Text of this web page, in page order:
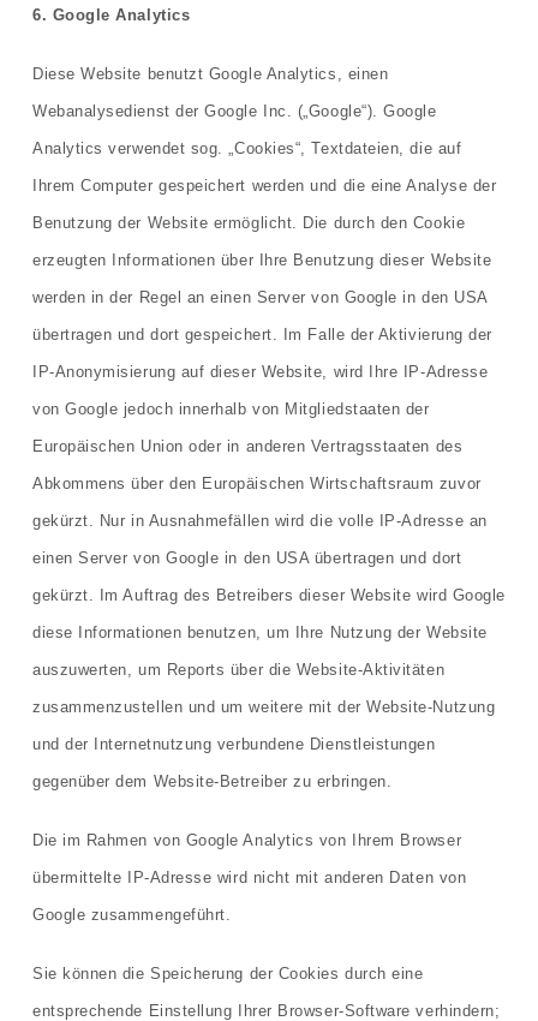
6. Google Analytics
Diese Website benutzt Google Analytics, einen
Webanalysedienst der Google Inc. („Google“). Google
Analytics verwendet sog. „Cookies“, Textdateien, die auf
Ihrem Computer gespeichert werden und die eine Analyse der
Benutzung der Website ermöglicht. Die durch den Cookie
erzeugten Informationen über Ihre Benutzung dieser Website
werden in der Regel an einen Server von Google in den USA
übertragen und dort gespeichert. Im Falle der Aktivierung der
IP-Anonymisierung auf dieser Website, wird Ihre IP-Adresse
von Google jedoch innerhalb von Mitgliedstaaten der
Europäischen Union oder in anderen Vertragsstaaten des
Abkommens über den Europäischen Wirtschaftsraum zuvor
gekürzt. Nur in Ausnahmefällen wird die volle IP-Adresse an
einen Server von Google in den USA übertragen und dort
gekürzt. Im Auftrag des Betreibers dieser Website wird Google
diese Informationen benutzen, um Ihre Nutzung der Website
auszuwerten, um Reports über die Website-Aktivitäten
zusammenzustellen und um weitere mit der Website-Nutzung
und der Internetnutzung verbundene Dienstleistungen
gegenüber dem Website-Betreiber zu erbringen.
Die im Rahmen von Google Analytics von Ihrem Browser
übermittelte IP-Adresse wird nicht mit anderen Daten von
Google zusammengeführt.
Sie können die Speicherung der Cookies durch eine
entsprechende Einstellung Ihrer Browser-Software verhindern;